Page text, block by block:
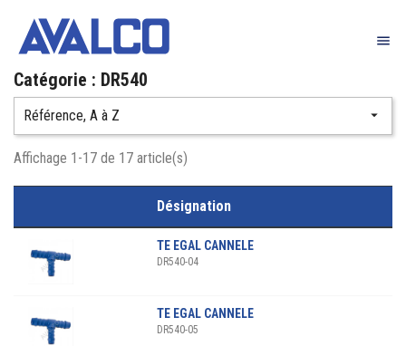

Catégorie : DR540
Référence, A à Z 
Affichage 1-17 de 17 article(s)
Désignation
TE EGAL CANNELE
DR540-04
TE EGAL CANNELE
DR540-05